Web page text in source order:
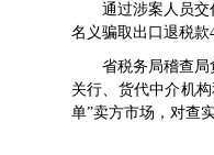
通过涉案人员
名义骗取出口退税款
省税务局稽查
关行、货代中介机
单”卖方市场，对查